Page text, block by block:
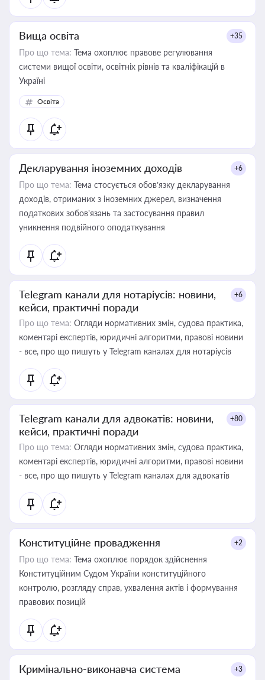
Вища освіта +35
Про що тема: Тема охоплює правове регулювання
системи вищої освіти, освітніх рівнів та кваліфікацій в
Україні
Освіта
Декларування іноземних доходів +6
Про що тема: Тема стосується обов’язку декларування
доходів, отриманих з іноземних джерел, визначення
податкових зобов’язань та застосування правил
уникнення подвійного оподаткування
Telegram канали для нотаріусів: новини,
кейси, практичні поради
+6
Про що тема: Огляди нормативних змін, судова практика,
коментарі експертів, юридичні алгоритми, правові новини
- все, про що пишуть у Telegram каналах для нотаріусів
Telegram канали для адвокатів: новини,
кейси, практичні поради
+80
Про що тема: Огляди нормативних змін, судова практика,
коментарі експертів, юридичні алгоритми, правові новини
- все, про що пишуть у Telegram каналах для адвокатів
Конституційне провадження +2
Про що тема: Тема охоплює порядок здійснення
Конституційним Судом України конституційного
контролю, розгляду справ, ухвалення актів і формування
правових позицій
Кримінально-виконавча система +3